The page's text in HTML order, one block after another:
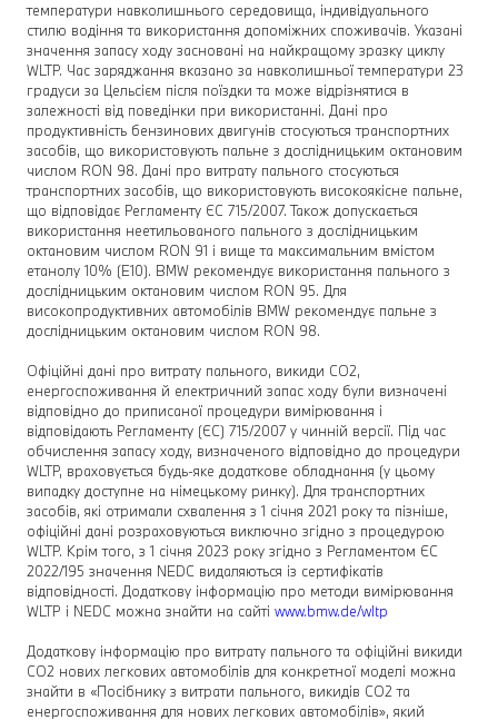
температури навколишнього середовища, індивідуального
стилю водіння та використання допоміжних споживачів. Указані
значення запасу ходу засновані на найкращому зразку циклу
WLTP. Час заряджання вказано за навколишньої температури 23
градуси за Цельсієм після поїздки та може відрізнятися в
залежності від поведінки при використанні. Дані про
продуктивність бензинових двигунів стосуються транспортних
засобів, що використовують пальне з дослідницьким октановим
числом RON 98. Дані про витрату пального стосуються
транспортних засобів, що використовують високоякісне пальне,
що відповідає Регламенту ЄС 715/2007. Також допускається
використання неетильованого пального з дослідницьким
октановим числом RON 91 і вище та максимальним вмістом
етанолу 10% (E10). BMW рекомендує використання пального з
дослідницьким октановим числом RON 95. Для
високопродуктивних автомобілів BMW рекомендує пальне з
дослідницьким октановим числом RON 98.
Офіційні дані про витрату пального, викиди CO2,
енергоспоживання й електричний запас ходу були визначені
відповідно до приписаної процедури вимірювання і
відповідають Регламенту (ЄС) 715/2007 у чинній версії. Під час
обчислення запасу ходу, визначеного відповідно до процедури
WLTP, враховується будь-яке додаткове обладнання (у цьому
випадку доступне на німецькому ринку). Для транспортних
засобів, які отримали схвалення з 1 січня 2021 року та пізніше,
офіційні дані розраховуються виключно згідно з процедурою
WLTP. Крім того, з 1 січня 2023 року згідно з Регламентом ЄС
2022/195 значення NEDC видаляються із сертифікатів
відповідності. Додаткову інформацію про методи вимірювання
WLTP і NEDC можна знайти на сайті www.bmw.de/wltp
Додаткову інформацію про витрату пального та офіційні викиди
CO2 нових легкових автомобілів для конкретної моделі можна
знайти в «Посібнику з витрати пального, викидів CO2 та
енергоспоживання для нових легкових автомобілів», який